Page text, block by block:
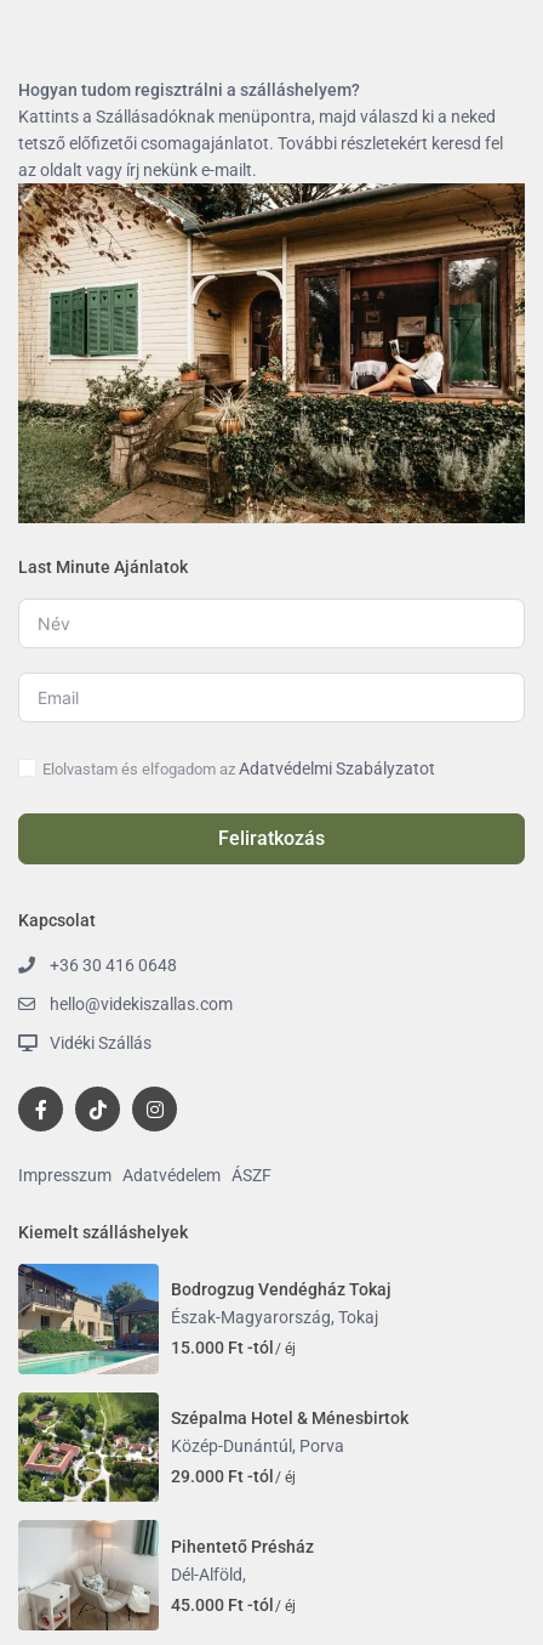
Hogyan tudom regisztrálni a szálláshelyem?
Kattints a Szállásadóknak menüpontra, majd válaszd ki a neked
tetsző előfizetői csomagajánlatot. További részletekért keresd fel
az oldalt vagy írj nekünk e-mailt.
Last Minute Ajánlatok
Elolvastam és elfogadom azAdatvédelmi Szabályzatot
Feliratkozás
Kapcsolat
+36 30 416 0648
hello@videkiszallas.com
Vidéki Szállás
Impresszum Adatvédelem ÁSZF
Kiemelt szálláshelyek
Bodrogzug Vendégház Tokaj
Észak-Magyarország, Tokaj
15.000 Ft -tól / éj
Szépalma Hotel & Ménesbirtok
Közép-Dunántúl , Porva
29.000 Ft -tól / éj
Pihentető Présház
Dél-Alföld,
45.000 Ft -tól / éj